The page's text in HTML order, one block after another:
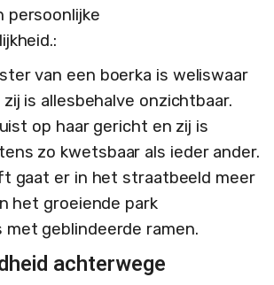
persoonlijke
van een boerka is weliswaar
is allesbehalve onzichtbaar.
op haar gericht en zij is
zo kwetsbaar als ieder ander.
gaat er in het straatbeeld meer
het groeiende park
geblindeerde ramen.
achterwege